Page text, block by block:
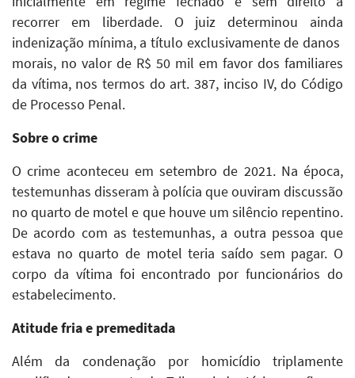
recorrer em liberdade. O juiz determinou ainda
indenização mínima, a título exclusivamente de danos
morais, no valor de R$ 50 mil em favor dos familiares
da vítima, nos termos do art. 387, inciso IV, do Código
de Processo Penal.
Sobre o crime
O crime aconteceu em setembro de 2021. Na época,
testemunhas disseram à polícia que ouviram discussão
no quarto de motel e que houve um silêncio repentino.
De acordo com as testemunhas, a outra pessoa que
estava no quarto de motel teria saído sem pagar. O
corpo da vítima foi encontrado por funcionários do
estabelecimento.
Atitude fria e premeditada
Além da condenação por homicídio triplamente